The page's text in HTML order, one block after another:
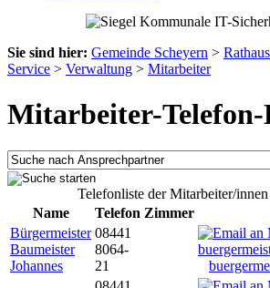
Sie sind hier: Gemeinde Scheyern >
Service > Verwaltung > Mitarbeiter
Mitarbeiter-
Telefonliste der Mitarbeiter/
Name
Telefon Zimmer
Bürgermeister
Baumeister
Johannes
08441
8064-
21